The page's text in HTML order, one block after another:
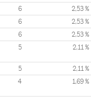
6 2,53 %
6 2,53 %
6 2,53 %
5 2,11 %
5 2,11 %
4 1,69 %